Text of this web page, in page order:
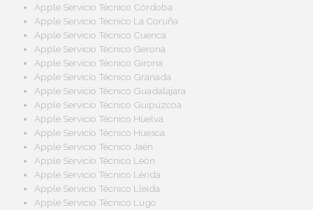
Apple Servicio Técnico Córdoba
Apple Servicio Técnico La Coruña
Apple Servicio Técnico Cuenca
Apple Servicio Técnico Gerona
Apple Servicio Técnico Girona
Apple Servicio Técnico Granada
Apple Servicio Técnico Guadalajara
Apple Servicio Técnico Guipúzcoa
Apple Servicio Técnico Huelva
Apple Servicio Técnico Huesca
Apple Servicio Técnico Jaén
Apple Servicio Técnico León
Apple Servicio Técnico Lérida
Apple Servicio Técnico Lleida
Apple Servicio Técnico Lugo